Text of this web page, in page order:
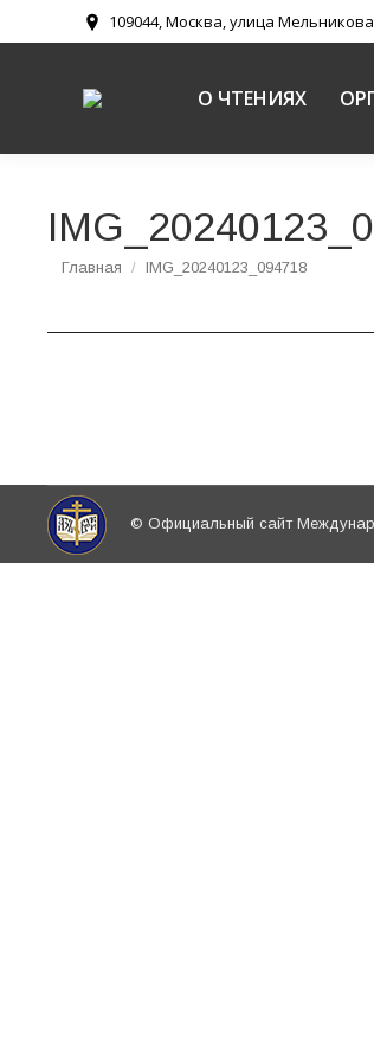
109044, Москва, улица
О ЧТЕНИЯХ
Вы здесь:
Главная IMG_20240123_094718
© Официальный сайт